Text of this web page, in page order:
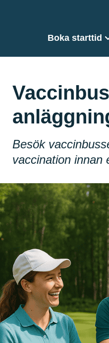
Boka starttid
Besök
vaccination innan